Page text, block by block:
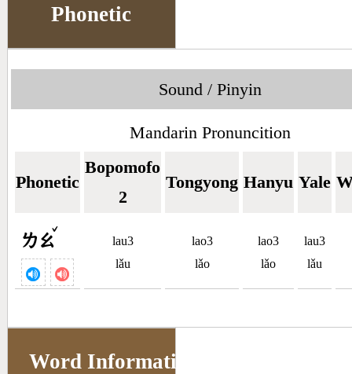
Phonetic
Sound / Pinyin
Mandarin Pronuncition
Phonetic
Bopomofo
2
Tongyong Hanyu Yale
ㄌㄠ
ˇ
lau3
lǎu
lao3
lǎo
lao3
lǎo
lau3
lǎu
Word Information